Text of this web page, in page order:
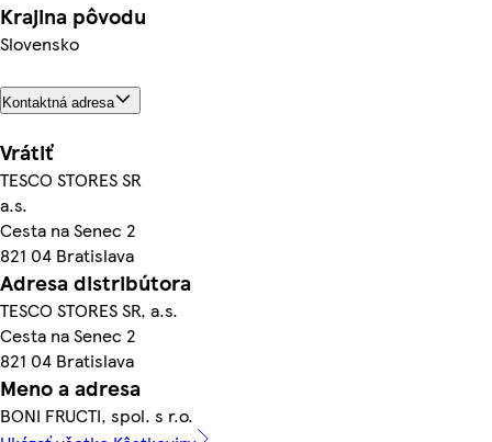
Krajina pôvodu
Slovensko
Kontaktná adresa
Vrátiť
TESCO STORES SR
a.s.
Cesta na Senec 2
821 04 Bratislava
Adresa distribútora
TESCO STORES SR, a.s.
Cesta na Senec 2
821 04 Bratislava
Meno a adresa
BONI FRUCTI, spol. s r.o.